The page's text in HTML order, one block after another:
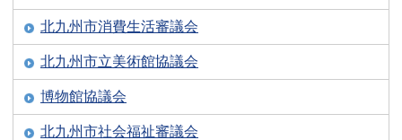
北九州市消費生活審議会
北九州市立美術館協議会
博物館協議会
北九州市社会福祉審議会